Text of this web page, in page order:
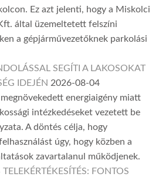
Ez azt jelenti, hogy a Miskolci
által üzemeltetett felszíni
a gépjárművezetőknek parkolási
SEGÍTI A LAKOSOKAT
IDEJÉN 2026-08-04
energiaigény miatt
intézkedéseket vezetett be
A döntés célja, hogy
úgy, hogy közben a
zavartalanul működjenek.
FONTOS